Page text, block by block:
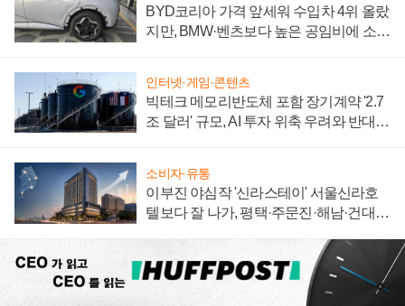
BYD코리아 가격 앞세워 수입차 4위 올랐
지만, BMW·벤츠보다 높은 공임비에 소비
인터넷·게임·콘텐츠
빅테크 메모리반도체 포함 장기계약 '2.7
조 달러' 규모, AI 투자 위축 우려와 반대
소비자·유통
이부진 야심작 '신라스테이' 서울신라호
텔보다 잘 나가, 평택·주문진·해남·건대로